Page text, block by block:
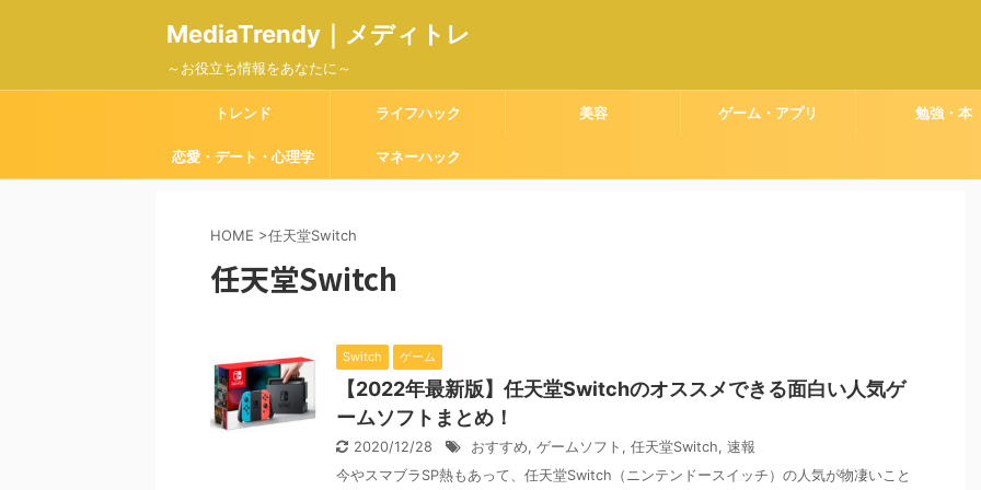
MediaTrendy｜メディトレ
～お役立ち情報をあなたに～
トレンド ライフハック 美容 ゲーム・アプリ 勉強・本
恋愛・デート・心理学 マネーハック
HOME >任天堂Switch
任天堂Switch
Switch ゲーム
【2022年最新版】任天堂Switchのオススメできる面白い人気ゲ
ームソフトまとめ！
2020/12/28 おすすめ, ゲームソフト , 任天堂Switch, 速報
今やスマブラSP熱もあって、任天堂Switch（ニンテンドースイッチ）の人気が物凄いこと